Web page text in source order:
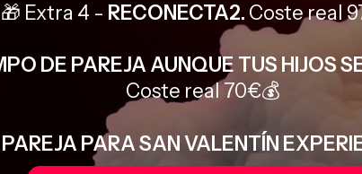
🎁 Extra 4 - RECONECTA2. Coste real
DE PAREJA AUNQUE TUS HIJOS
Coste real 70€💰
PARA SAN VALENTÍN